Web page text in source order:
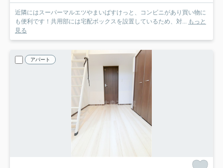
近隣にはスーパーマルエツやまいばすけっと、コンビニがあり買い物に
も便利です！共用部には宅配ボックスを設置しているため、対... もっと
見る
アパート